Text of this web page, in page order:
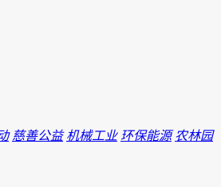
慈善公益 机械工业 环保能源 农林园